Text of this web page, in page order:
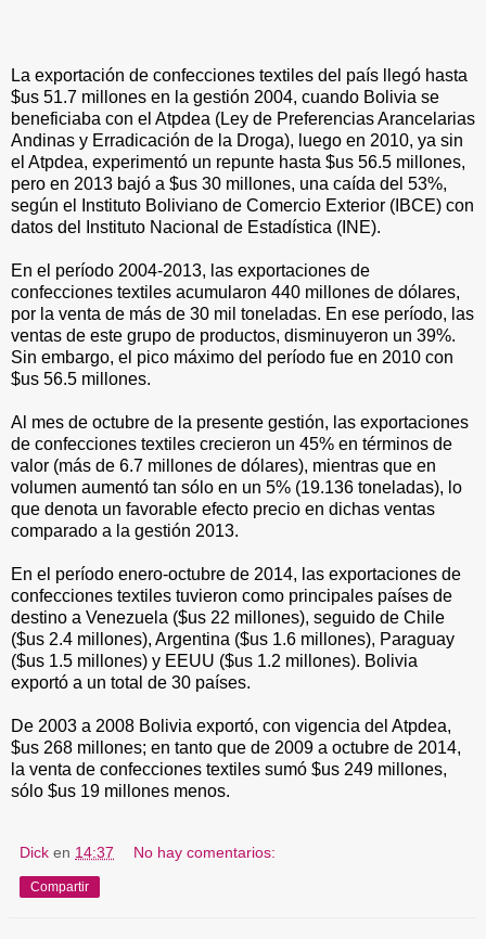
La exportación de confecciones textiles del país llegó hasta
$us 51.7 millones en la gestión 2004, cuando Bolivia se
beneficiaba con el Atpdea (Ley de Preferencias Arancelarias
Andinas y Erradicación de la Droga), luego en 2010, ya sin
el Atpdea, experimentó un repunte hasta $us 56.5 millones,
pero en 2013 bajó a $us 30 millones, una caída del 53%,
según el Instituto Boliviano de Comercio Exterior (IBCE) con
datos del Instituto Nacional de Estadística (INE).
En el período 2004-2013, las exportaciones de
confecciones textiles acumularon 440 millones de dólares,
por la venta de más de 30 mil toneladas. En ese período, las
ventas de este grupo de productos, disminuyeron un 39%.
Sin embargo, el pico máximo del período fue en 2010 con
$us 56.5 millones.
Al mes de octubre de la presente gestión, las exportaciones
de confecciones textiles crecieron un 45% en términos de
valor (más de 6.7 millones de dólares), mientras que en
volumen aumentó tan sólo en un 5% (19.136 toneladas), lo
que denota un favorable efecto precio en dichas ventas
comparado a la gestión 2013.
En el período enero-octubre de 2014, las exportaciones de
confecciones textiles tuvieron como principales países de
destino a Venezuela ($us 22 millones), seguido de Chile
($us 2.4 millones), Argentina ($us 1.6 millones), Paraguay
($us 1.5 millones) y EEUU ($us 1.2 millones). Bolivia
exportó a un total de 30 países.
De 2003 a 2008 Bolivia exportó, con vigencia del Atpdea,
$us 268 millones; en tanto que de 2009 a octubre de 2014,
la venta de confecciones textiles sumó $us 249 millones,
sólo $us 19 millones menos.
Dick en 14:37 No hay comentarios:
Compartir